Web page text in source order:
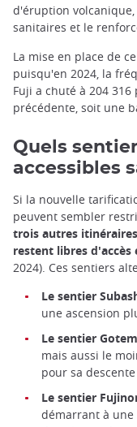
d'éruption
sanitaires et le
La mise en place de
puisqu'en 2024, la
Fuji a chuté à 204
précédente, soit une
Quels
accessibles
Si la nouvelle
peuvent sembler
trois autres
restent libres
2024). Ces sentiers
Le sentier
une ascension
Le sentier
mais aussi le
pour sa
Le sentier
démarrant à une